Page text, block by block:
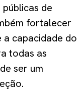
de
fortalecer
a capacidade do
todas as
ser um